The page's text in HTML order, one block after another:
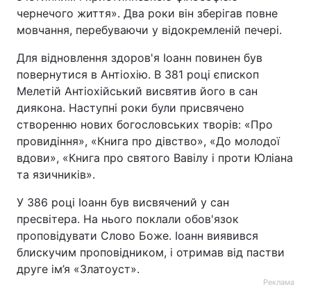
Тема оформлення
чернечого життя». Два роки він зберігав повне
мовчання, перебуваючи у відокремленій печері.
Для відновлення здоров'я Іоанн повинен був
повернутися в Антіохію. В 381 році єпископ
Мелетій Антіохійський висвятив його в сан
диякона. Наступні роки були присвячено
створенню нових богословських творів: «Про
провидіння», «Книга про дівство», «До молодої
вдови», «Книга про святого Вавілу і проти Юліана
та язичників».
У 386 році Іоанн був висвячений у сан
пресвітера. На нього поклали обов'язок
проповідувати Слово Боже. Іоанн виявився
блискучим проповідником, і отримав від пастви
друге ім’я «Златоуст».
Реклама